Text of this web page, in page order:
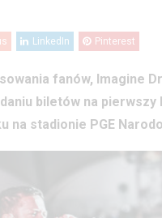
LinkedIn Pinterest
fanów, Imagine
biletów na
na stadionie PGE